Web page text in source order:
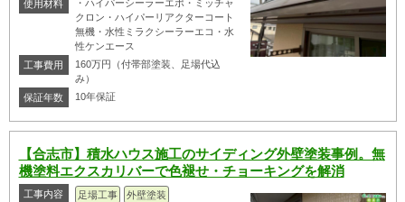
使用材料
・ハイパーシーラーエポ・ミッチャ
クロン・ハイパーリアクターコート
無機・水性ミラクシーラーエコ・水
性ケンエース
工事費用
160万円（付帯部塗装、足場代込
み）
保証年数
10年保証
【合志市】積水ハウス施工のサイディング外壁塗装事例。無
機塗料エクスカリバーで色褪せ・チョーキングを解消
工事内容 足場工事 外壁塗装